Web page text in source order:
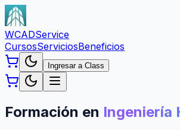
WCADService
CursosServiciosBeneficios
Ingresar a Class
Formación en Ingeniería